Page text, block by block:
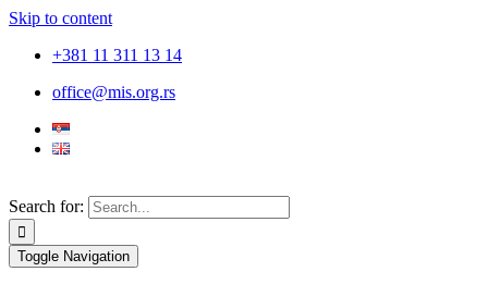
Skip to content
+381 11 311 13 14
office@mis.org.rs
Search for:
Toggle Navigation